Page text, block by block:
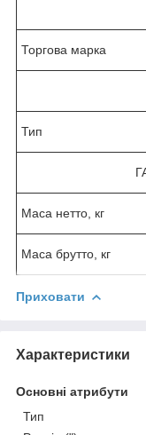
Торгова марка
Тип
Маса нетто, кг
Маса брутто, кг
Приховати
Характеристики
Основні атрибути
Тип